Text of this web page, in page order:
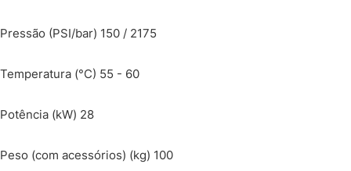
Pressão (PSI/bar) 150 / 2175
Temperatura (°C) 55 - 60
Potência (kW) 28
Peso (com acessórios) (kg) 100